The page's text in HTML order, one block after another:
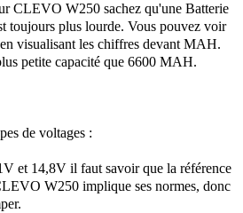
CLEVO W250 sachez qu'une Batterie
toujours plus lourde. Vous pouvez voir
visualisant les chiffres devant MAH.
petite capacité que 6600 MAH.
de voltages :
et 14,8V il faut savoir que la référence
W250 implique ses normes, donc